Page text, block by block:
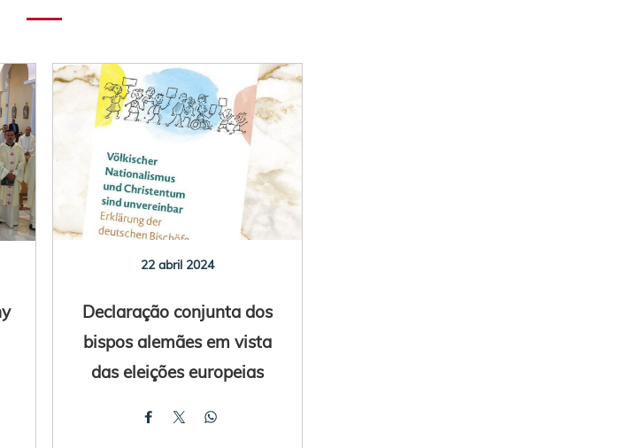
22 abril 2024
Declaração conjunta dos
bispos alemães em vista
das eleições europeias